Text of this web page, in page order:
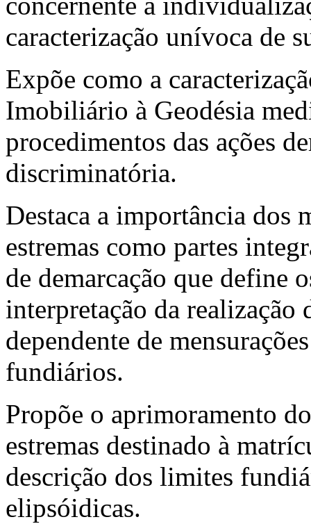
caracterização unívoca de
Expõe como a
Imobiliário à Geodésia
procedimentos das ações
discriminatória.
Destaca a importância dos
estremas como partes
de demarcação que define
interpretação da
dependente de
fundiários.
Propõe o aprimoramento
estremas destinado à
descrição dos limites
elipsóidicas.